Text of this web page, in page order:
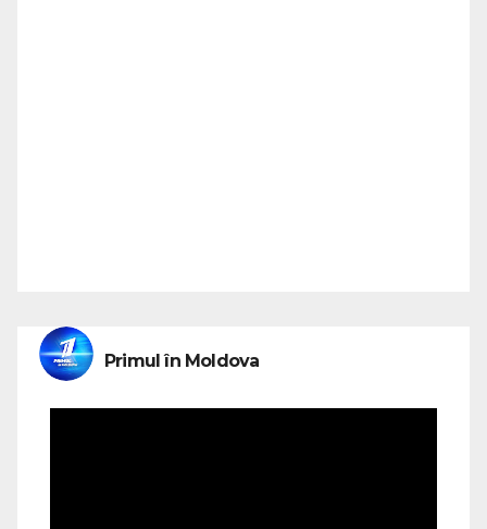
Primul în Moldova